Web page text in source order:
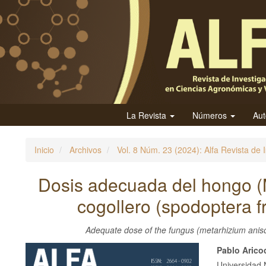
N
v
g
ó
p
La Revista Números
Inicio Archivos Vol. 8 Núm. 23 (2024): Alfa Revista
Dosis adecuada del hongo
cogollero (spodoptera
Adequate dose of the fungus (metarhizium
Barra
Pablo